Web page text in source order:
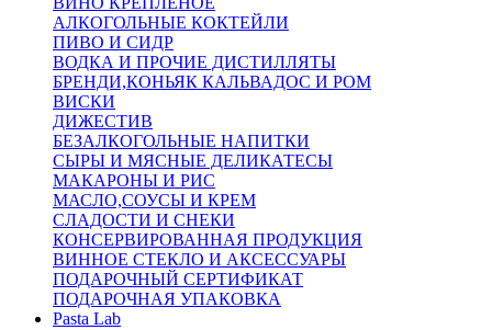
АЛКОГОЛЬНЫЕ КОКТЕЙЛИ
ПИВО И СИДР
ВОДКА И ПРОЧИЕ ДИСТИЛЛЯТЫ
БРЕНДИ,КОНЬЯК КАЛЬВАДОС И РОМ
ВИСКИ
ДИЖЕСТИВ
БЕЗАЛКОГОЛЬНЫЕ НАПИТКИ
СЫРЫ И МЯСНЫЕ ДЕЛИКАТЕСЫ
МАКАРОНЫ И РИС
МАСЛО,СОУСЫ И КРЕМ
СЛАДОСТИ И СНЕКИ
КОНСЕРВИРОВАННАЯ ПРОДУКЦИЯ
ВИННОЕ СТЕКЛО И АКСЕССУАРЫ
ПОДАРОЧНЫЙ СЕРТИФИКАТ
ПОДАРОЧНАЯ УПАКОВКА
Pasta Lab